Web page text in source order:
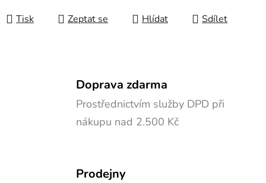
Tisk
Zeptat se Hlídat Sdílet
Doprava zdarma
Prostřednictvím služby DPD při
nákupu nad 2.500 Kč
Prodejny